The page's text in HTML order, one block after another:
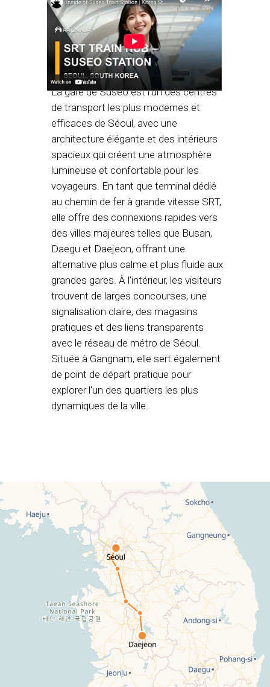
La gare de Suseo est l'un des centres
de transport les plus modernes et
efficaces de Séoul, avec une
architecture élégante et des intérieurs
spacieux qui créent une atmosphère
lumineuse et confortable pour les
voyageurs. En tant que terminal dédié
au chemin de fer à grande vitesse SRT,
elle offre des connexions rapides vers
des villes majeures telles que Busan,
Daegu et Daejeon, offrant une
alternative plus calme et plus fluide aux
grandes gares. À l'intérieur, les visiteurs
trouvent de larges concourses, une
signalisation claire, des magasins
pratiques et des liens transparents
avec le réseau de métro de Séoul.
Située à Gangnam, elle sert également
de point de départ pratique pour
explorer l'un des quartiers les plus
dynamiques de la ville.